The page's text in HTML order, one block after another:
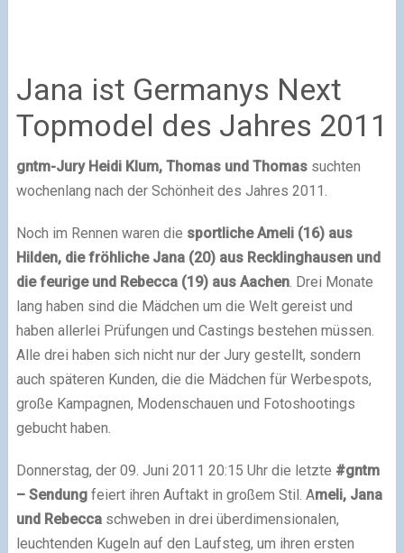
Jana ist Germanys Next
Topmodel des Jahres 2011
gntm-Jury Heidi Klum, Thomas und Thomassuchten
wochenlang nach der Schönheit des Jahres 2011.
Noch im Rennen waren die sportliche Ameli (16) aus
Hilden, die fröhliche Jana (20) aus Recklinghausen und
die feurige und Rebecca (19) aus Aachen. Drei Monate
lang haben sind die Mädchen um die Welt gereist und
haben allerlei Prüfungen und Castings bestehen müssen.
Alle drei haben sich nicht nur der Jury gestellt, sondern
auch späteren Kunden, die die Mädchen für Werbespots,
große Kampagnen, Modenschauen und Fotoshootings
gebucht haben.
Donnerstag, der 09. Juni 2011 20:15 Uhr die letzte #gntm
– Sendungfeiert ihren Auftakt in großem Stil. Ameli, Jana
und Rebeccaschweben in drei überdimensionalen,
leuchtenden Kugeln auf den Laufsteg, um ihren ersten